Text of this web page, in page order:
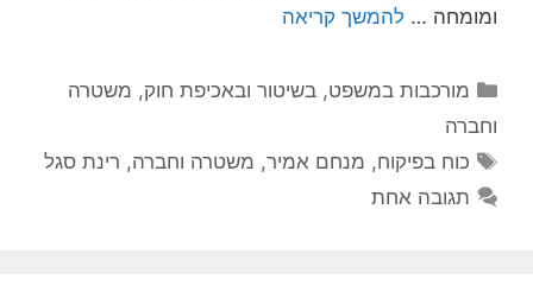
ומומחה … להמשך קריאה
קטגוריות
מורכבות במשפט, בשיטור ובאכיפת חוק, משטרה
וחברה
תגיות
כוח בפיקוח, מנחם אמיר, משטרה וחברה, רינת סגל
תגובה אחת